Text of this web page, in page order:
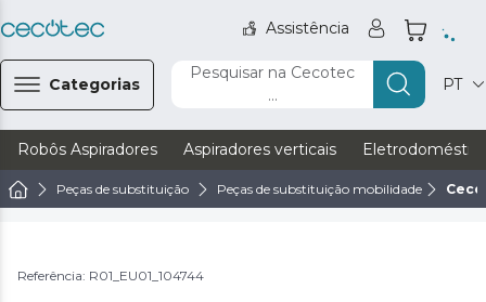
Assistência
Categorias
Pesquisar na Cecotec
...
PT
Robôs Aspiradores Aspiradores verticais
Peças de substituição Peças de substituição mobilidade
Referência: R01_EU01_104744